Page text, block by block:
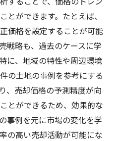
とができます。たとえば、
価格を設定することが可能
戦略も、過去のケースに学
に、地域の特性や周辺環境
の土地の事例を参考にする
、売却価格の予測精度が向
とができるため、効果的な
事例を元に市場の変化を学
の高い売却活動が可能にな